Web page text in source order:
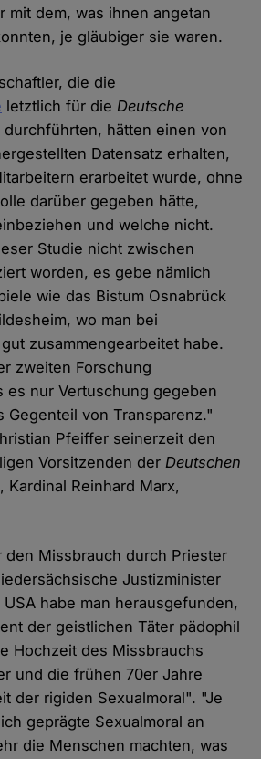
mit dem, was ihnen angetan
je gläubiger sie waren.
die die
letztlich für dieDeutsche
durchführten, hätten einen von
Datensatz erhalten,
erarbeitet wurde, ohne
darüber gegeben hätte,
und welche nicht.
Studie nicht zwischen
worden, es gebe nämlich
wie das Bistum Osnabrück
wo man bei
zusammengearbeitet habe.
zweiten Forschung
es nur Vertuschung gegeben
Gegenteil von Transparenz."
Pfeiffer seinerzeit den
Vorsitzenden derDeutschen
, Kardinal Reinhard Marx,
den Missbrauch durch Priester
Justizminister
habe man herausgefunden,
der geistlichen Täter pädophil
Hochzeit des Missbrauchs
und die frühen 70er Jahre
der rigiden Sexualmoral". "Je
geprägte Sexualmoral an
die Menschen machten, was